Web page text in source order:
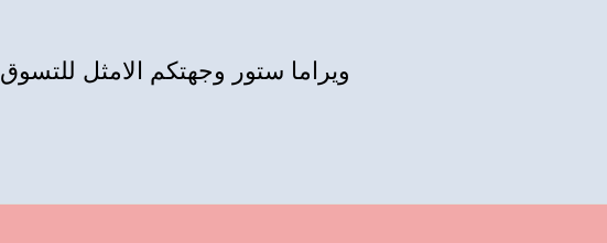
ويراما ستور وجهتكم الامثل للتسوق